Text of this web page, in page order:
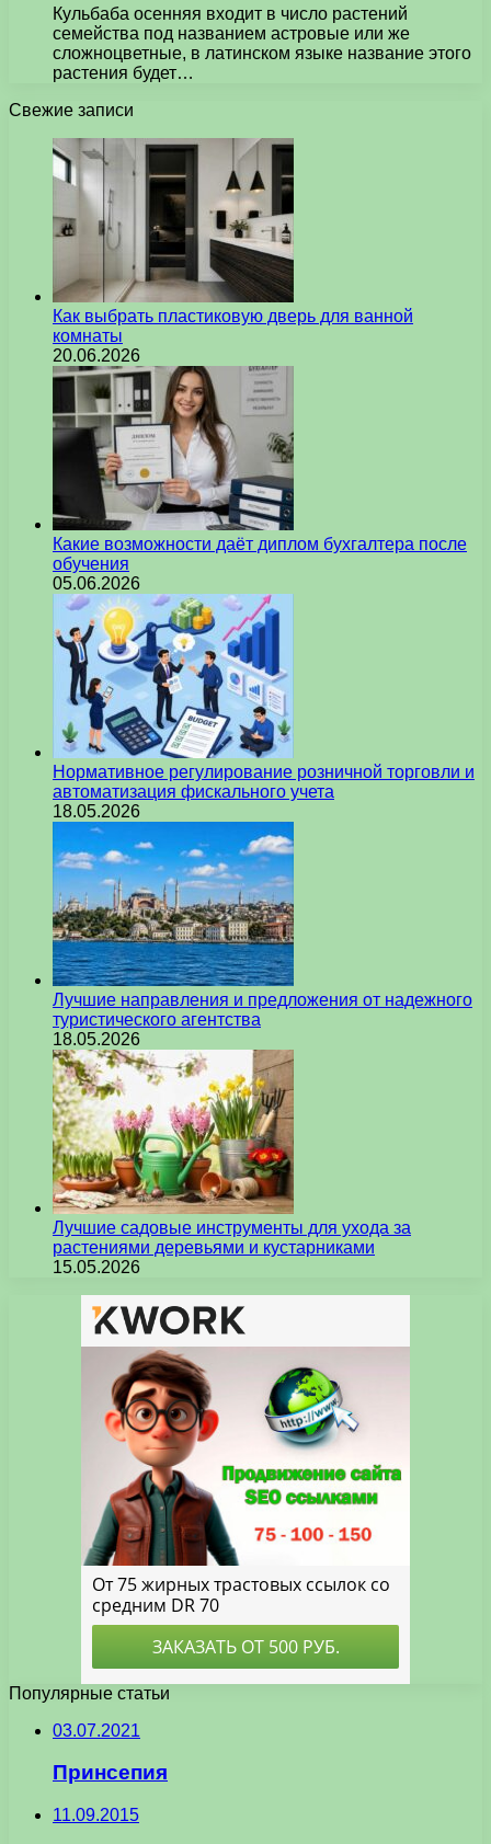
Кульбаба осенняя входит в число растений
семейства под названием астровые или же
сложноцветные, в латинском языке название этого
растения будет…
Свежие записи
Как выбрать пластиковую дверь для ванной
комнаты
20.06.2026
Какие возможности даёт диплом бухгалтера после
обучения
05.06.2026
Нормативное регулирование розничной торговли и
автоматизация фискального учета
18.05.2026
Лучшие направления и предложения от надежного
туристического агентства
18.05.2026
Лучшие садовые инструменты для ухода за
растениями деревьями и кустарниками
15.05.2026
Популярные статьи
03.07.2021
Принсепия
11.09.2015